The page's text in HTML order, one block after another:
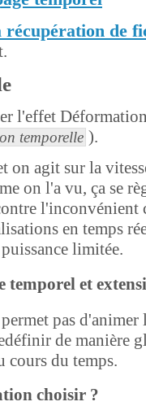
récupération de
l'effet
temporelle ).
on agit sur la
on l'a vu, ça se
l'inconvénient
en temps
limitée.
temporel et
pas d'animer
de manière
cours du temps.
choisir ?